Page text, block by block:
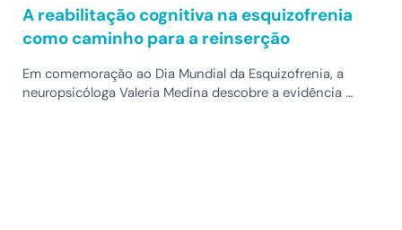
A reabilitação cognitiva na esquizofrenia
como caminho para a reinserção
Em comemoração ao Dia Mundial da Esquizofrenia, a
neuropsicóloga Valeria Medina descobre a evidência …